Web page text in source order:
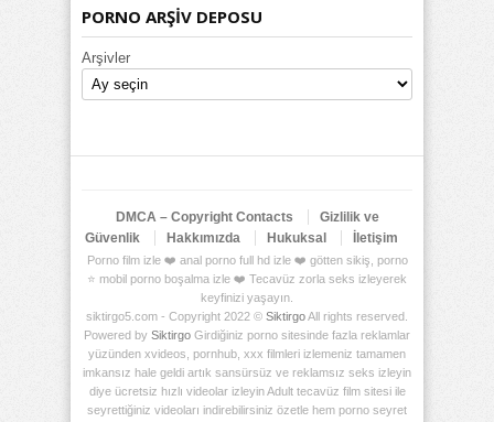
PORNO ARŞİV DEPOSU
Arşivler
DMCA – Copyright Contacts
Gizlilik ve
Güvenlik
Hakkımızda Hukuksal İletişim
Porno film izle ❤️ anal porno full hd izle ❤️ götten sikiş, porno
⭐ mobil porno boşalma izle ❤️ Tecavüz zorla seks izleyerek
keyfinizi yaşayın.
siktirgo5.com - Copyright 2022 © SiktirgoAll rights reserved.
Powered by Siktirgo Girdiğiniz porno sitesinde fazla reklamlar
yüzünden xvideos, pornhub, xxx filmleri izlemeniz tamamen
imkansız hale geldi artık sansürsüz ve reklamsız seks izleyin
diye ücretsiz hızlı videolar izleyin Adult tecavüz film sitesi ile
seyrettiğiniz videoları indirebilirsiniz özetle hem porno seyret